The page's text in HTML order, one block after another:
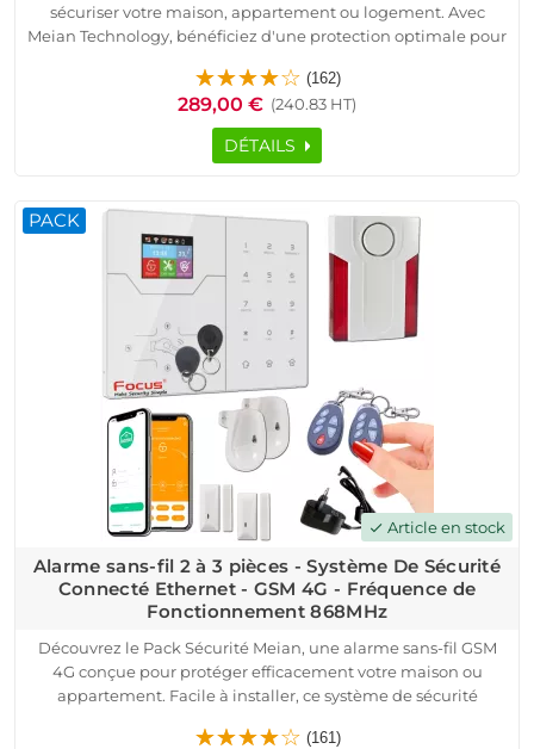
sécuriser votre maison, appartement ou logement. Avec
Meian Technology, bénéficiez d'une protection optimale pour
fréquence 433MHz et est compatible avec toutes les box
internet, y compris la fibre.
Protégez votre maison ou appartement avec le pack d'alarme
sans fil Meian, équipé de la technologie GSM 4G.
types de logements. Grâce à sa fréquence de fonctionnement
de 433MHz, vous bénéficierez d'une détection d'intrusion
efficace et d'une protection de vos biens en temps réel.
Le pack comprend une centrale d'alarme, des détecteurs
d'ouverture, des détecteurs de mouvement et une sirène
extérieure, garantissant ainsi une sécurité renforcée. De plus,
la compatibilité avec toutes les box Internet facilite son
intégration dans votre réseau domestique.
(162)
289,00 € (240.83 HT)
DÉTAILS
check Article en stock
PACK
Alarme sans-fil 2 à 3 pièces - Système De Sécurité
Connecté Ethernet - GSM 4G - Fréquence de
Fonctionnement 868MHz
Découvrez le Pack Sécurité Meian, une alarme sans-fil GSM
4G conçue pour protéger efficacement votre maison ou
appartement. Facile à installer, ce système de sécurité
pour une communication sans fil bidirectionnelle sécurisée.
(161)